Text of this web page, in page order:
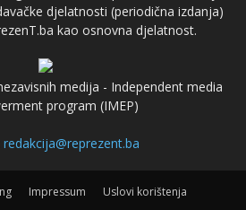
djelatnosti (periodična izdanja)
kao osnovna djelatnost.
medija - Independent media
program (IMEP)
redakcija@reprezent.ba
Impressum Uslovi korištenja